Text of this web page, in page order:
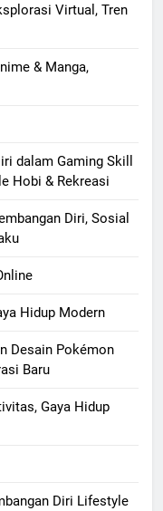
Virtual, Tren
& Manga,
dalam Gaming Skill
Hobi & Rekreasi
Diri, Sosial
Hidup Modern
Desain Pokémon
Baru
Gaya Hidup
Diri Lifestyle